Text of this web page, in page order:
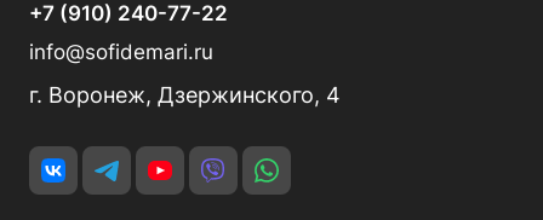
+7 (910) 240-77-22
info@sofidemari.ru
г. Воронеж, Дзержинского, 4